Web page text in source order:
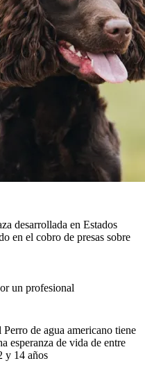
desarrollada en Estados
en el cobro de presas sobre
un profesional
Perro de agua americano tiene
esperanza de vida de entre
y 14 años